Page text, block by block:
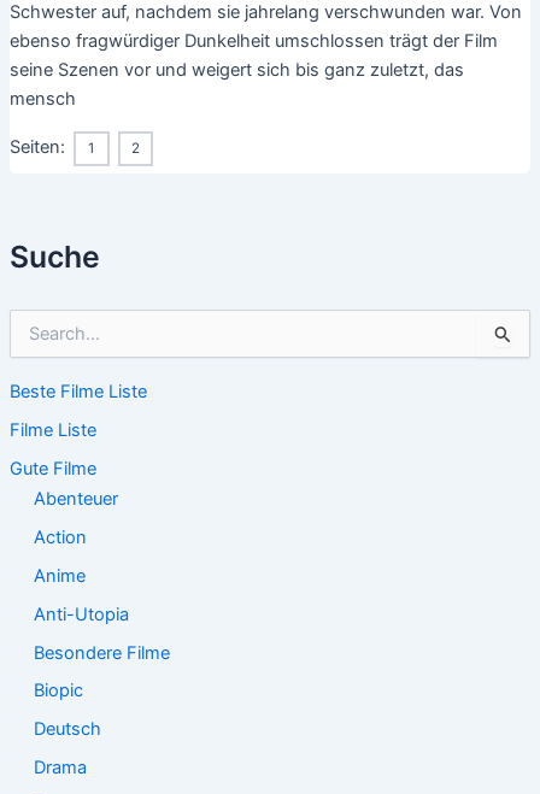
Suche
h
n
n
Beste Filme Liste
Filme Liste
Gute Filme
Abenteuer
Action
Anime
Anti-Utopia
Besondere Filme
Biopic
Deutsch
Drama
Schwester auf, nachdem sie jahrelang verschwunden war. Von
ebenso fragwürdiger Dunkelheit umschlossen trägt der Film
seine Szenen vor und weigert sich bis ganz zuletzt, das
mensch
Seiten: 1 2